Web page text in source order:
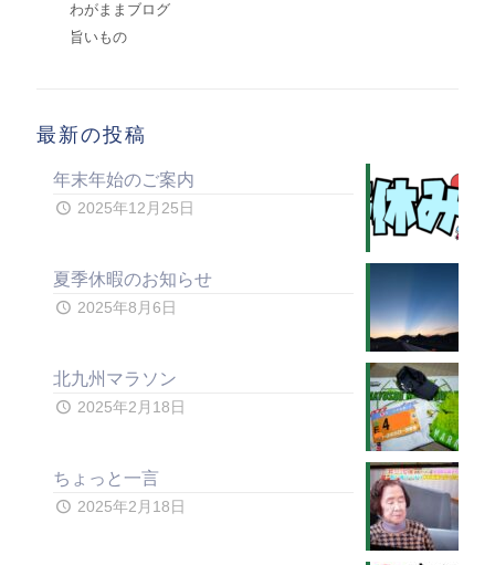
わがままブログ
旨いもの
最新の投稿
年末年始のご案内
2025年12月25日
夏季休暇のお知らせ
2025年8月6日
北九州マラソン
2025年2月18日
ちょっと一言
2025年2月18日